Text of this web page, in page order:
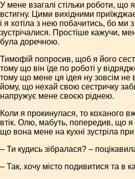
У мене взагалі стільки роботи, що
встигну. Цими вихідними
і я хотіла з нею побачитись, бо ми
зустрічалися. Простіше кажучи,
була доречною.
Тимофій попросив, щоб я його
тому що він їде по роботі у
тому що мене ця ідея ну зовсім не
йому, що нехай свою сестричку
напружує мене своєю ріднею.
Коли я прокинулася, то коханого
втік. Олю, мабуть, попередив, що я
що вона мене на кухні зустріла
– Ти кудись зібралася? –
– Так, хочу місто подивитися та в